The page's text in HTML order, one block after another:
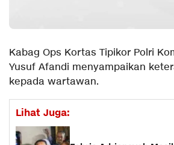
Kabag Ops Kortas Tipikor Polri
Yusuf Afandi menyampaikan
kepada wartawan.
Lihat Juga: